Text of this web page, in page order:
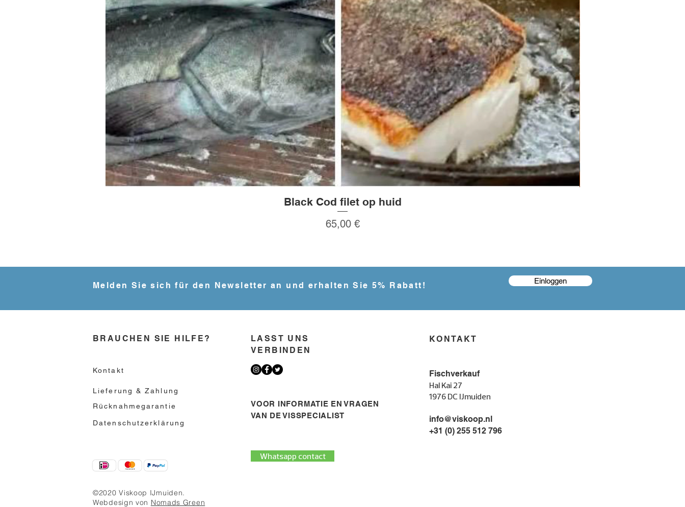
Schnellansicht
Black Cod filet op huid
Preis
65,00 €
Melden Sie sich für den Newsletter an und erhalten Sie 5% Rabatt! Einloggen
BRAUCHEN SIE HILFE?
Kontakt
LASST UNS
VERBINDEN
Lieferung & Zahlung
Rücknahmegarantie
Datenschutzerklärung
VOOR INFORMATIE EN VRAGEN
VAN DE VISSPECIALIST
Whatsapp contact
KONTAKT
Fischverkauf
Hal Kai 27
1976 DC IJmuiden
info@viskoop.nl
+31 (0) 255 512 796
©2020 Viskoop IJmuiden.
Webdesign von Nomads Green